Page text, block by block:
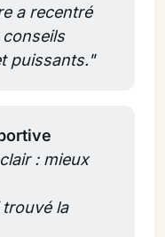
a recentré
puissants."
: mieux
trouvé la